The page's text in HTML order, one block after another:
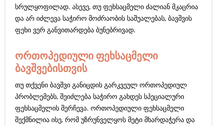
სრულყოფილად. ასევე, თუ ფეხსაცმელი ძალიან მკაცრია
და არ იძლევა საჭირო მოძრაობის საშუალებას, ბავშვის
ფეხი ვერ განვითარდება ბუნებრივად.
ორთოპედიული ფეხსაცმელი
ბავშვებისთვის
თუ თქვენი ბავშვი განიცდის გარკვეულ ორთოპედიულ
პრობლემებს, შეიძლება საჭირო გახდეს სპეციალური
ფეხსაცმელის შერჩევა. ორთოპედიული ფეხსაცმელი
შექმნილია ისე, რომ უზრუნველყოს მეტი მხარდაჭერა და